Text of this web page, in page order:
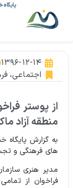
پایگاه
۱۳۹۶-۱۲-۱۴
اجتماعی،
از پوستر
منطقه آزاد
به گزارش پایگاه
های فرهنگی و
مدیر هنری
فراخوان از